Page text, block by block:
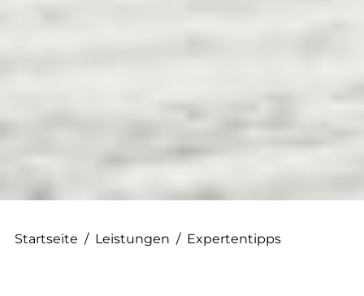
Startseite / Leistungen / Expertentipps